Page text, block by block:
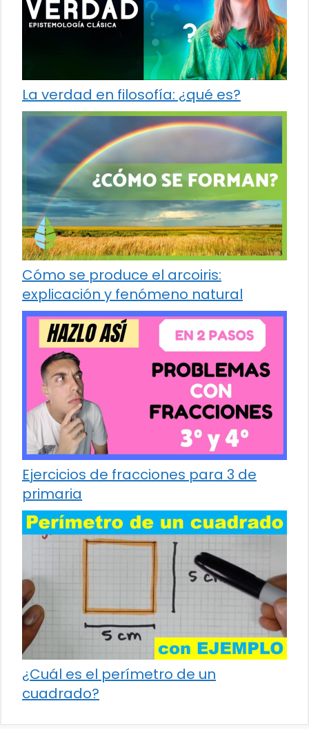
La verdad en filosofía: ¿qué es?
Cómo se produce el arcoiris:
explicación y fenómeno natural
Ejercicios de fracciones para 3 de
primaria
¿Cuál es el perímetro de un
cuadrado?